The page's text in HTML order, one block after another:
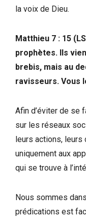
la voix de Dieu.
Matthieu 7 : 15
prophètes. Ils
brebis, mais au
ravisseurs. Vous
Afin d’éviter de se
sur les réseaux
leurs actions, leurs
uniquement aux
qui se trouve à
Nous sommes
prédications est